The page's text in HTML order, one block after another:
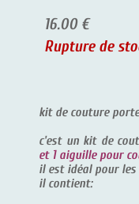
16.00 €
Rupture de
kit de couture
c'est un kit de
et 1 aiguille pour
il est idéal pour les
il contient: